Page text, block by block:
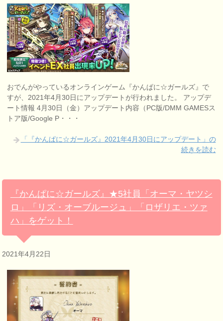
おでんがやっているオンラインゲーム『かんぱに☆ガールズ』で
すが、2021年4月30日にアップデートが行われました。 アップデ
ート情報 4月30日（金）アップデート内容（PC版/DMM GAMESス
トア版/Google P・・・
「『かんぱに☆ガールズ』2021年4月30日にアップデート」の
続きを読む
『かんぱに☆ガールズ』★5社員「オーマ・ヤツシ
ロ」「リズ・オーブルージュ」「ロザリエ・ツァ
ハ」をゲット！
2021年4月22日